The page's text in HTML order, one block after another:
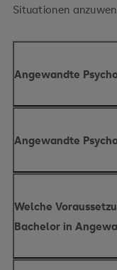
Situationen
Angewandte
Angewandte
Welche
Bachelor in